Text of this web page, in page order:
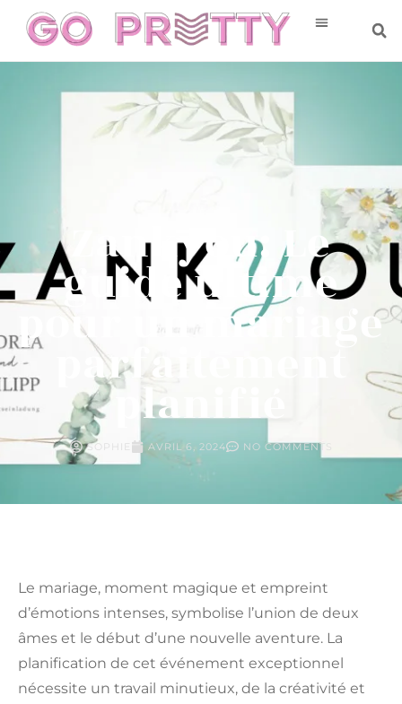
Zankyou: Le
guide ultime
pour un mariage
parfaitement
planifié
SOPHIE AVRIL 6, 2024 NO COMMENTS
Le mariage, moment magique et empreint
d’émotions intenses, symbolise l’union de deux
âmes et le début d’une nouvelle aventure. La
planification de cet événement exceptionnel
nécessite un travail minutieux, de la créativité et